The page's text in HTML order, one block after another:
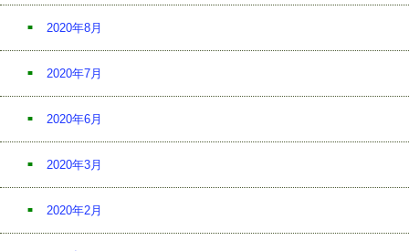
2020年8月
2020年7月
2020年6月
2020年3月
2020年2月